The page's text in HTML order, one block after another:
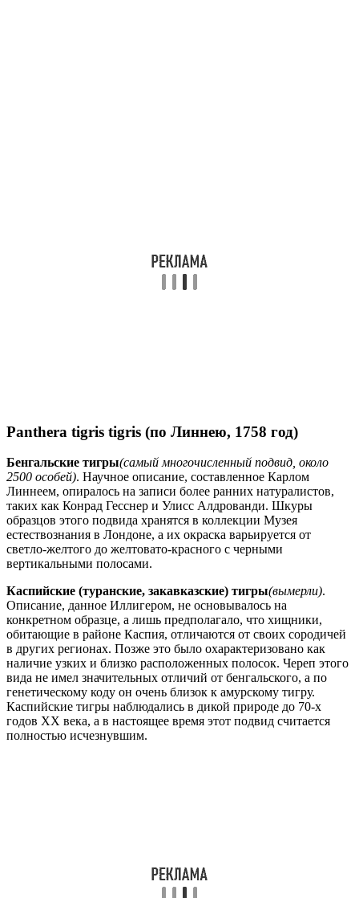
Panthera tigris tigris (по Линнею, 1758 год)
Бенгальские тигры(самый многочисленный подвид, около
2500 особей). Научное описание, составленное Карлом
Линнеем, опиралось на записи более ранних натуралистов,
таких как Конрад Гесснер и Улисс Алдрованди. Шкуры
образцов этого подвида хранятся в коллекции Музея
естествознания в Лондоне, а их окраска варьируется от
светло-желтого до желтовато-красного с черными
вертикальными полосами.
Каспийские (туранские, закавказские) тигры(вымерли).
Описание, данное Иллигером, не основывалось на
конкретном образце, а лишь предполагало, что хищники,
обитающие в районе Каспия, отличаются от своих сородичей
в других регионах. Позже это было охарактеризовано как
наличие узких и близко расположенных полосок. Череп этого
вида не имел значительных отличий от бенгальского, а по
генетическому коду он очень близок к амурскому тигру.
Каспийские тигры наблюдались в дикой природе до 70-х
годов XX века, а в настоящее время этот подвид считается
полностью исчезнувшим.